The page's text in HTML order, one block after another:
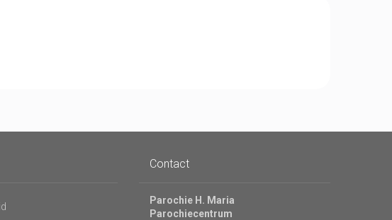
Contact
Parochie H. Maria
Parochiecentrum